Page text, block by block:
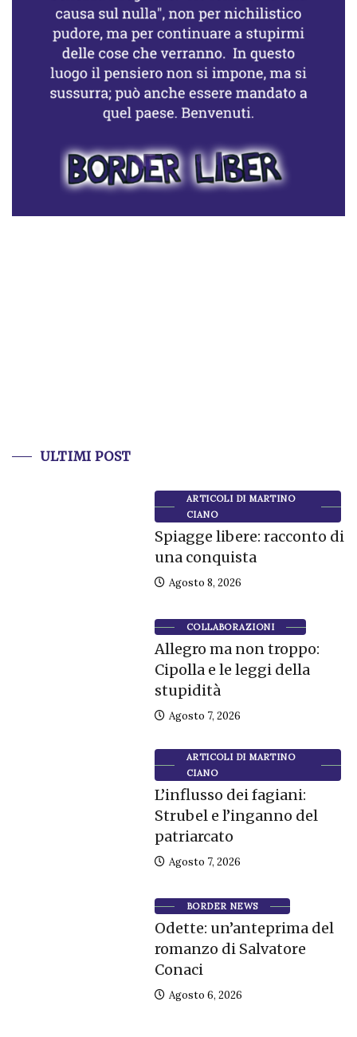
ULTIMI POST
ARTICOLI DI MARTINO
CIANO
Spiagge libere: racconto di
una conquista
Agosto 8, 2026
COLLABORAZIONI
Allegro ma non troppo:
Cipolla e le leggi della
stupidità
Agosto 7, 2026
ARTICOLI DI MARTINO
CIANO
L’influsso dei fagiani:
Strubel e l’inganno del
patriarcato
Agosto 7, 2026
BORDER NEWS
Odette: un’anteprima del
romanzo di Salvatore
Conaci
Agosto 6, 2026